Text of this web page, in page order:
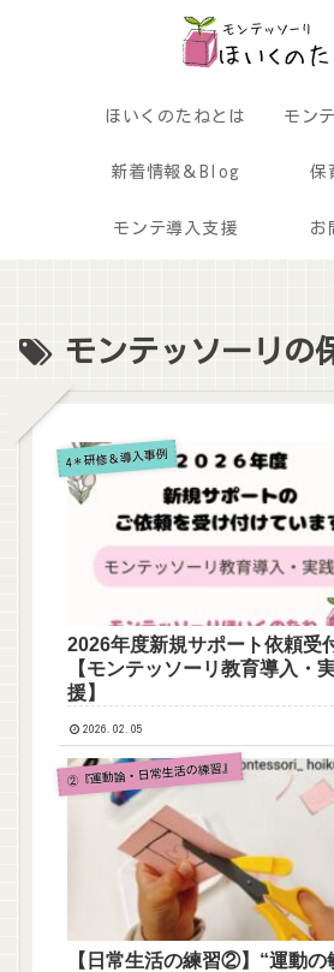
ほいくのたねとは モン
新着情報＆Blog 保
モンテ導入支援 お
モンテッソーリの
4＊研修＆導入事例
2026年度新規サポート依頼受
【モンテッソーリ教育導入・
援】
2026.02.05
②『運動論・日常生活の練習』
【日常生活の練習②】“運動の